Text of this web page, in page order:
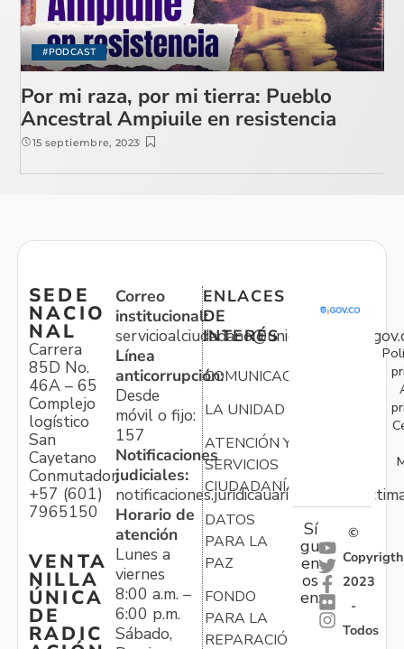
#PODCAST
Por mi raza, por mi tierra: Pueblo
Ancestral Ampiuile en resistencia
15 septiembre, 2023
SEDE
NACIO
NAL
Carrera
85D No.
46A – 65
Complejo
logístico
San
Cayetano
Conmutador:
+57 (601)
7965150
VENTA
NILLA
ÚNICA
DE
RADIC
Correo
institucional:
Línea
anticorrupción:
Desde
móvil o fijo:
157
Notificaciones
judiciales:
Horario de
atención
Lunes a
viernes
8:00 a.m. –
6:00 p.m.
Sábado,
ENLACES
DE
INTERÉS
COMUNICACIONES
LA UNIDAD
ATENCIÓN Y
SERVICIOS
CIUDADANÍA
DATOS
PARA LA
PAZ
FONDO
PARA LA
REPARACIÓN
Sí
gu
en
os
en:
©
Copyrigth
2023
-
Todos